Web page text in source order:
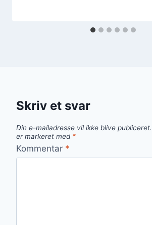
Skriv et svar
Din e-mailadresse vil ikke blive publiceret.
er markeret med *
Kommentar *